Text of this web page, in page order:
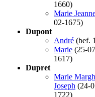
1660)
Marie
02-1675)
Dupont
André (bef.
Marie (25-
1617)
Dupret
Marie
Joseph (24-
1722)